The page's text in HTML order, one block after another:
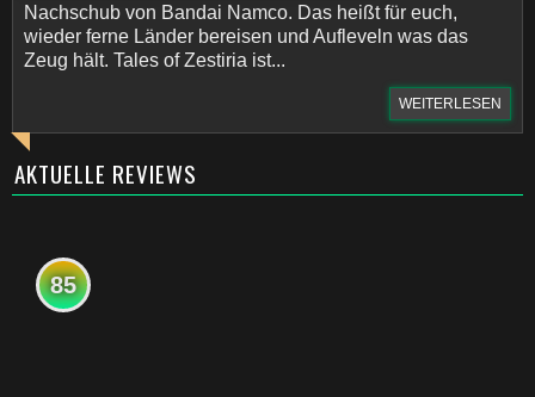
Nachschub von Bandai Namco. Das heißt für euch,
wieder ferne Länder bereisen und Aufleveln was das
Zeug hält. Tales of Zestiria ist...
WEITERLESEN
AKTUELLE REVIEWS
85